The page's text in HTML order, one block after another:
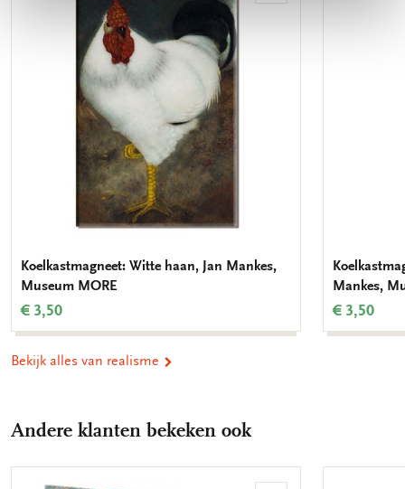
Koelkastmagneet: Witte haan, Jan Mankes,
Museum MORE
€ 3,50
Mankes,
€ 3,50
Bekijk alles van realisme
Andere klanten bekeken ook